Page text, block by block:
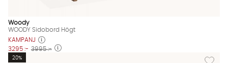
Woody
WOODY Sidobord Högt
KAMPANJ
3295 :- 3995 :-
Lägg
20%